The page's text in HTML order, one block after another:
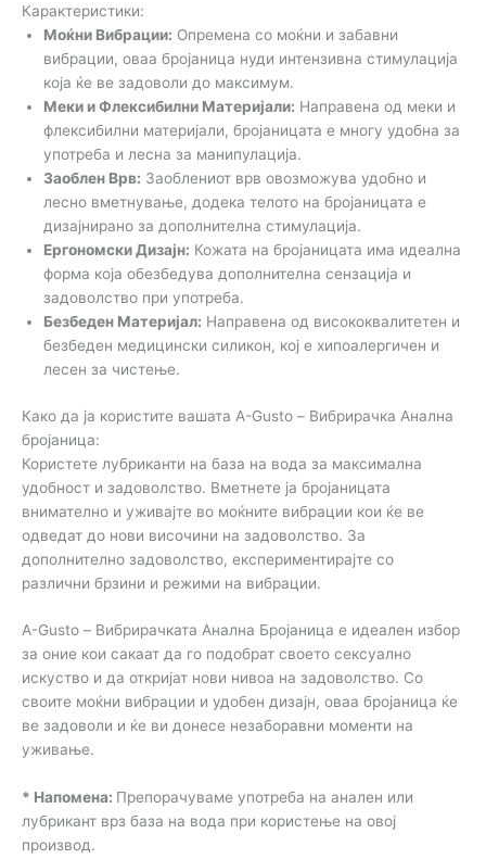
Карактеристики:
Моќни Вибрации: Опремена со моќни и забавни
вибрации, оваа бројаница нуди интензивна стимулација
која ќе ве задоволи до максимум.
Меки и Флексибилни Материјали: Направена од меки и
флексибилни материјали, бројаницата е многу удобна за
употреба и лесна за манипулација.
Заоблен Врв: Заоблениот врв овозможува удобно и
лесно вметнување, додека телото на бројаницата е
дизајнирано за дополнителна стимулација.
Ергономски Дизајн: Кожата на бројаницата има идеална
форма која обезбедува дополнителна сензација и
задоволство при употреба.
Безбеден Материјал: Направена од висококвалитетен и
безбеден медицински силикон, кој е хипоалергичен и
лесен за чистење.
Како да ја користите вашата A-Gusto – Вибрирачка Анална
бројаница:
Користете лубриканти на база на вода за максимална
удобност и задоволство. Вметнете ја бројаницата
внимателно и уживајте во моќните вибрации кои ќе ве
одведат до нови височини на задоволство. За
дополнително задоволство, експериментирајте со
различни брзини и режими на вибрации.
A-Gusto – Вибрирачката Анална Бројаница е идеален избор
за оние кои сакаат да го подобрат своето сексуално
искуство и да откријат нови нивоа на задоволство. Со
своите моќни вибрации и удобен дизајн, оваа бројаница ќе
ве задоволи и ќе ви донесе незаборавни моменти на
уживање.
* Напомена: Препорачуваме употреба на анален или
лубрикант врз база на вода при користење на овој
производ.